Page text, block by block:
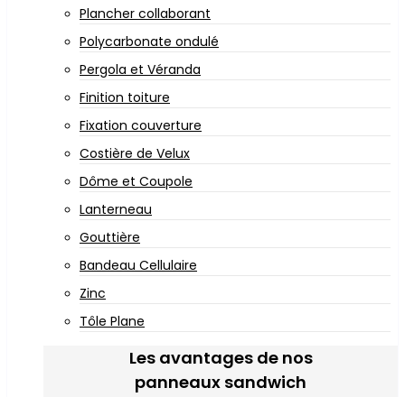
Plancher collaborant
Polycarbonate ondulé
Pergola et Véranda
Finition toiture
Fixation couverture
Costière de Velux
Dôme et Coupole
Lanterneau
Gouttière
Bandeau Cellulaire
Zinc
Tôle Plane
Les avantages de nos
panneaux sandwich